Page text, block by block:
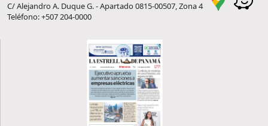
C/ Alejandro A. Duque G. - Apartado 0815-00507, Zona 4
Teléfono: +507 204-0000